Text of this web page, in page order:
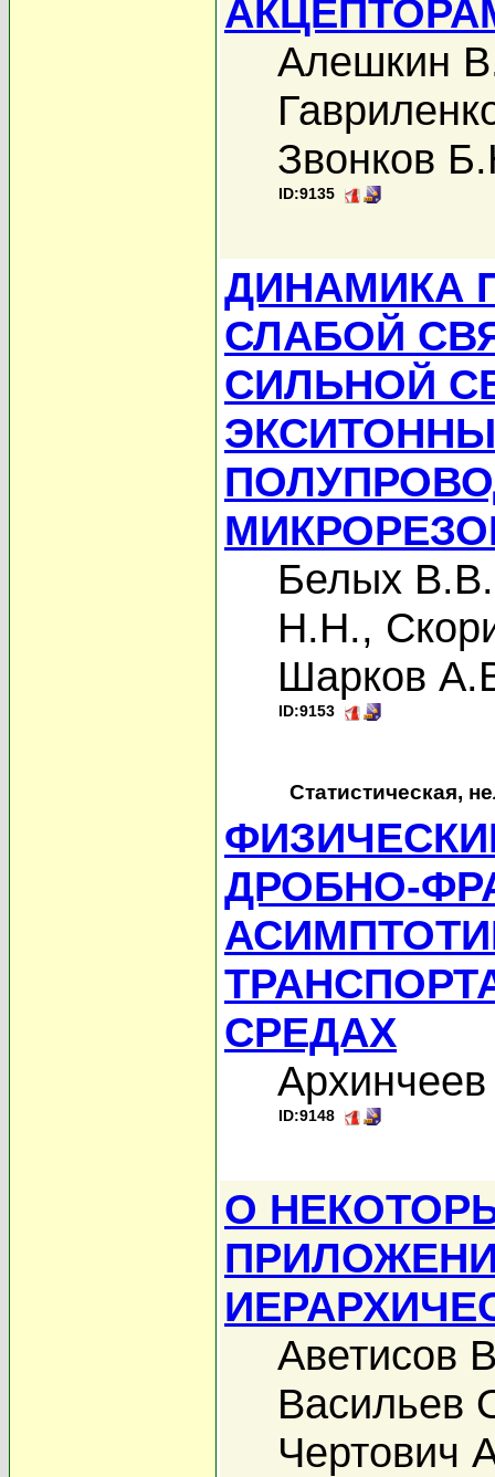
Алешкин
Звонков
ID:9135
ДИНАМИКА
СЛАБОЙ
СИЛЬНОЙ
Белых В.В.
Н.Н.,
Шарков
ID:9153
Статистическая,
ДРОБНО-
СРЕДАХ
ID:9148
О
Аветисов
Васильев
Чертович